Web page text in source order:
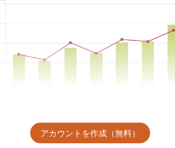
アカウントを作成（無料）